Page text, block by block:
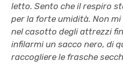
letto. Sento che il respiro
per la forte umidità. Non
nel casotto degli attrezzi
infilarmi un sacco nero, di
raccogliere le frasche